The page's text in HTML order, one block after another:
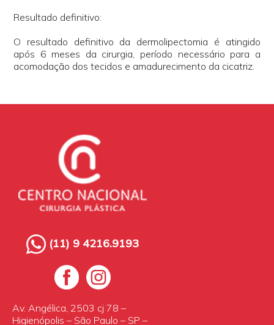
Resultado definitivo:
O resultado definitivo da dermolipectomia é atingido
após 6 meses da cirurgia, período necessário para a
acomodação dos tecidos e amadurecimento da cicatriz.
(11) 9 4216.9193
Av. Angélica, 2503 cj 78 –
Higienópolis – São Paulo – SP –